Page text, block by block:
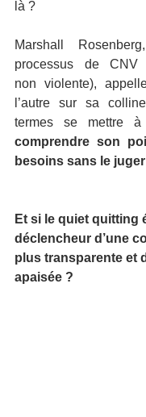
là ?
Marshall
processus de CNV
non violente),
l’autre sur sa
comprendre son
besoins sans le juger
Et si le quiet quitting
déclencheur d’une
plus transparente et
apaisée ?